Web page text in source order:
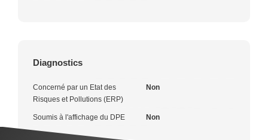
Diagnostics
Concerné par un Etat des
Risques et Pollutions (ERP)
Non
Soumis à l'affichage du DPE Non